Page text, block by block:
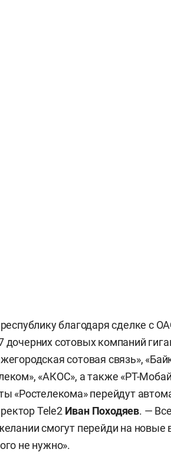
благодаря сделке с
дочерних сотовых компаний
сотовая связь»,
«АКОС», а также «РТ-
«Ростелекома» перейдут
Tele2 Иван Походяев. —
смогут перейди на
не нужно».